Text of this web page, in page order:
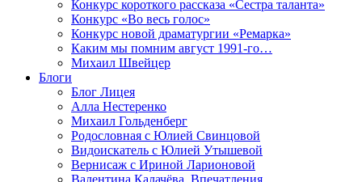
Конкурс короткого рассказа «Сестра таланта»
Конкурс «Во весь голос»
Конкурс новой драматургии «Ремарка»
Каким мы помним август 1991-го…
Михаил Швейцер
Блоги
Блог Лицея
Алла Нестеренко
Михаил Гольденберг
Родословная с Юлией Свинцовой
Видоискатель с Юлией Утышевой
Вернисаж с Ириной Ларионовой